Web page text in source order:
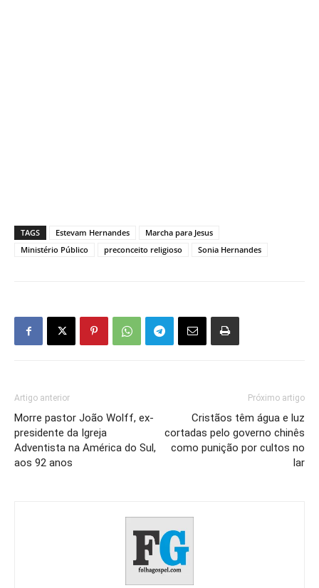
TAGS Estevam Hernandes
Marcha para Jesus
Ministério Público
preconceito religioso Sonia Hernandes
Artigo anterior
Morre pastor João Wolff, ex-
presidente da Igreja
Adventista na América do Sul,
aos 92 anos
Próximo artigo
Cristãos têm água e luz
cortadas pelo governo chinês
como punição por cultos no
lar